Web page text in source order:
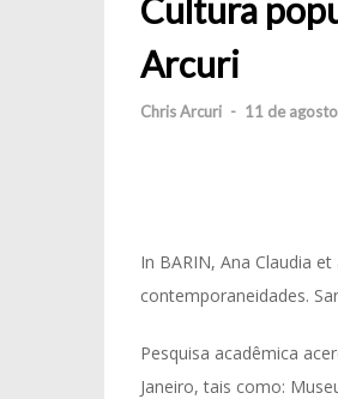
Cultura
Arcuri
Chris Arcuri - 11 de
In BARIN, Ana Claudia et
contemporaneidades.
Pesquisa acadêmica
Janeiro, tais como: